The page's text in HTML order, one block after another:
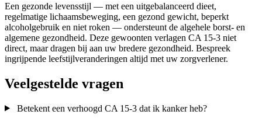
Een gezonde levensstijl — met een uitgebalanceerd dieet,
regelmatige lichaamsbeweging, een gezond gewicht, beperkt
alcoholgebruik en niet roken — ondersteunt de algehele borst- en
algemene gezondheid. Deze gewoonten verlagen CA 15-3 niet
direct, maar dragen bij aan uw bredere gezondheid. Bespreek
ingrijpende leefstijlveranderingen altijd met uw zorgverlener.
Veelgestelde vragen
Betekent een verhoogd CA 15-3 dat ik kanker heb?